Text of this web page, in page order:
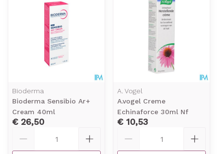
Bioderma
Bioderma Sensibio Ar+
Cream 40ml
€ 26,50
A. Vogel
A.vogel Creme
Echinaforce 30ml Nf
€ 10,53